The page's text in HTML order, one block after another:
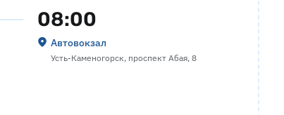
08:00
Автовокзал
Усть-Каменогорск, проспект Абая, 8